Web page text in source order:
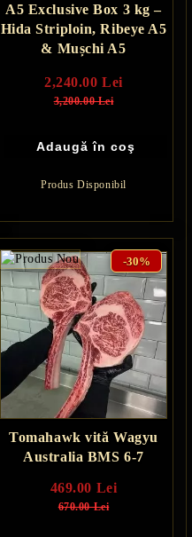
A5 Exclusive Box 3 kg –
Hida Striploin, Ribeye A5
& Mușchi A5
2,240.00 Lei
3,200.00 Lei
Produs Disponibil
Tomahawk vită Wagyu
Australia BMS 6-7
-30%
469.00 Lei
670.00 Lei